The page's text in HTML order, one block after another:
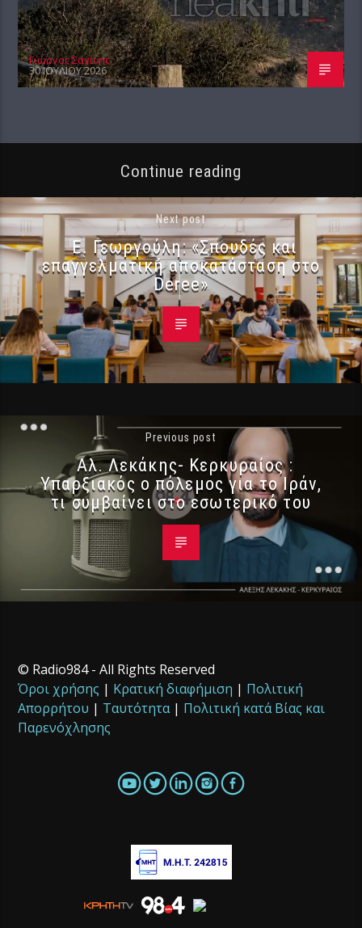
Γιώργος Σαχίνης
30 ΙΟΥΛΊΟΥ 2026
Continue reading
Next post
Ε. Γεωργούλη: «Σπουδές και
επαγγελματική αποκατάσταση στο
Deree»
Previous post
Αλ. Λεκάκης- Κερκυραίος :
Υπαρξιακός ο πόλεμος για το Ιράν,
τι συμβαίνει στο εσωτερικό του
© Radio984 - All Rights Reserved
Όροι χρήσης | Κρατική διαφήμιση | Πολιτική
Απορρήτου | Ταυτότητα| Πολιτική κατά Βίας και
Παρενόχλησης